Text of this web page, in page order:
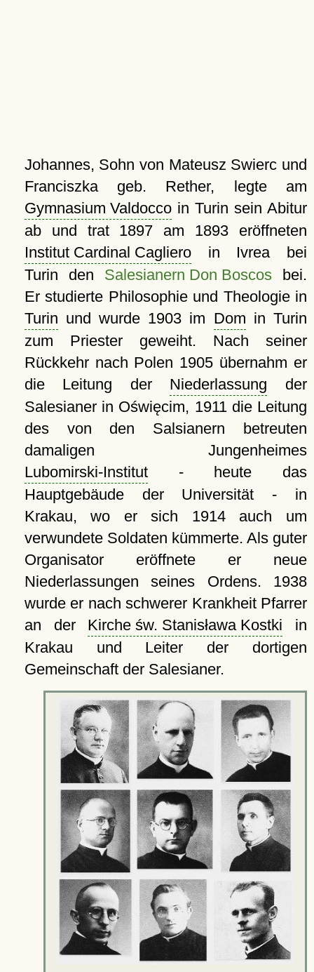
Johannes, Sohn von Mateusz Swierc und
Franciszka geb. Rether, legte am
Gymnasium Valdoccoin Turin sein Abitur
ab und trat 1897 am 1893 eröffneten
Institut Cardinal Caglieroin Ivrea bei
Turin den Salesianern Don Boscosbei.
Er studierte Philosophie und Theologie in
Turin und wurde 1903 im Dom in Turin
zum Priester geweiht. Nach seiner
Rückkehr nach Polen 1905 übernahm er
die Leitung der Niederlassung der
Salesianer in Oświęcim, 1911 die Leitung
des von den Salsianern betreuten
damaligen Jungenheimes
Lubomirski-Institut- heute das
Hauptgebäude der Universität - in
Krakau, wo er sich 1914 auch um
verwundete Soldaten kümmerte. Als guter
Organisator eröffnete er neue
Niederlassungen seines Ordens. 1938
wurde er nach schwerer Krankheit Pfarrer
an der Kirche św. Stanisława Kostki in
Krakau und Leiter der dortigen
Gemeinschaft der Salesianer.